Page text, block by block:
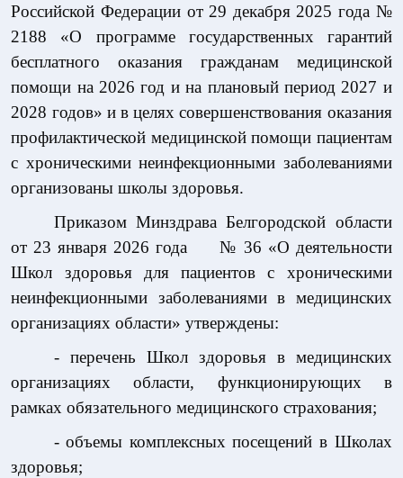
Российской Федерации от 29 декабря 2025 года №
2188 «О программе государственных гарантий
бесплатного оказания гражданам медицинской
помощи на 2026 год и на плановый период 2027 и
2028 годов» и в целях совершенствования оказания
профилактической медицинской помощи пациентам
с хроническими неинфекционными заболеваниями
организованы школы здоровья.
Приказом Минздрава Белгородской области
от 23 января 2026 года
№ 36 «О деятельности
Школ здоровья для пациентов с хроническими
неинфекционными заболеваниями в медицинских
организациях области» утверждены:
- перечень Школ здоровья в медицинских
организациях области, функционирующих в
рамках обязательного медицинского страхования;
- объемы комплексных посещений в Школах
здоровья;